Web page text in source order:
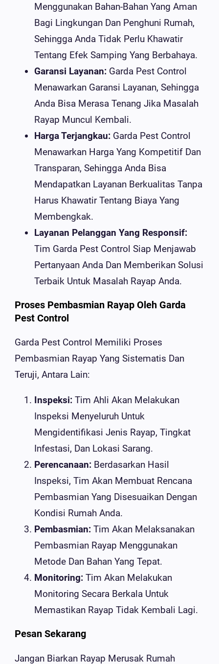
Menggunakan Bahan-Bahan Yang Aman
Bagi Lingkungan Dan Penghuni Rumah,
Sehingga Anda Tidak Perlu Khawatir
Tentang Efek Samping Yang Berbahaya.
Garansi Layanan: Garda Pest Control
Menawarkan Garansi Layanan, Sehingga
Anda Bisa Merasa Tenang Jika Masalah
Rayap Muncul Kembali.
Harga Terjangkau: Garda Pest Control
Menawarkan Harga Yang Kompetitif Dan
Transparan, Sehingga Anda Bisa
Mendapatkan Layanan Berkualitas Tanpa
Harus Khawatir Tentang Biaya Yang
Membengkak.
Layanan Pelanggan Yang Responsif:
Tim Garda Pest Control Siap Menjawab
Pertanyaan Anda Dan Memberikan Solusi
Terbaik Untuk Masalah Rayap Anda.
Proses Pembasmian Rayap Oleh Garda
Pest Control
Garda Pest Control Memiliki Proses
Pembasmian Rayap Yang Sistematis Dan
Teruji, Antara Lain:
Inspeksi: Tim Ahli Akan Melakukan
Inspeksi Menyeluruh Untuk
Mengidentifikasi Jenis Rayap, Tingkat
Infestasi, Dan Lokasi Sarang.
Perencanaan: Berdasarkan Hasil
Inspeksi, Tim Akan Membuat Rencana
Pembasmian Yang Disesuaikan Dengan
Kondisi Rumah Anda.
Pembasmian: Tim Akan Melaksanakan
Pembasmian Rayap Menggunakan
Metode Dan Bahan Yang Tepat.
Monitoring: Tim Akan Melakukan
Monitoring Secara Berkala Untuk
Memastikan Rayap Tidak Kembali Lagi.
Pesan Sekarang
Jangan Biarkan Rayap Merusak Rumah